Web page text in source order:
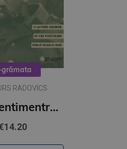
grāmata
RADOVICS
Pāris centimentru dzīves (e-grāmata)